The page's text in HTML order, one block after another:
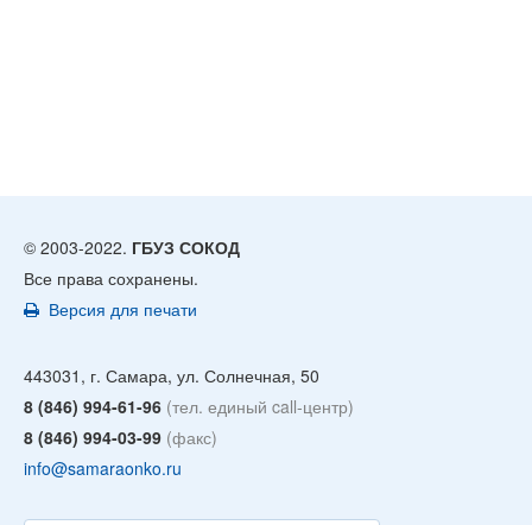
© 2003-2022. ГБУЗ СОКОД
Все права сохранены.
Версия для печати
443031, г. Самара, ул. Солнечная, 50
8 (846) 994-61-96 (тел. единый call-центр)
8 (846) 994-03-99 (факс)
info@samaraonko.ru